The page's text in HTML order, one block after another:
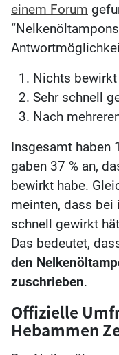
einem Forum
Nichts bewirkt
Sehr schnell
Nach
Insgesamt haben
gaben 37 % an,
bewirkt habe.
meinten, dass bei
schnell gewirkt
Das bedeutet,
den
zuschrieben.
Offizielle
Hebammen